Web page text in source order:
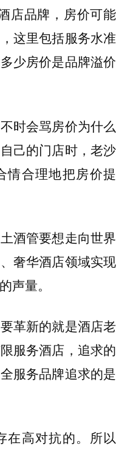
店品牌，房价可能
这里包括服务水准
少房价是品牌溢价
时会骂房价为什么
己的门店时，老沙
情合理地把房价提
酒管要想走向世界
奢华酒店领域实现
声量。
革新的就是酒店老
服务酒店，追求的
服务品牌追求的是
在高对抗的。所以